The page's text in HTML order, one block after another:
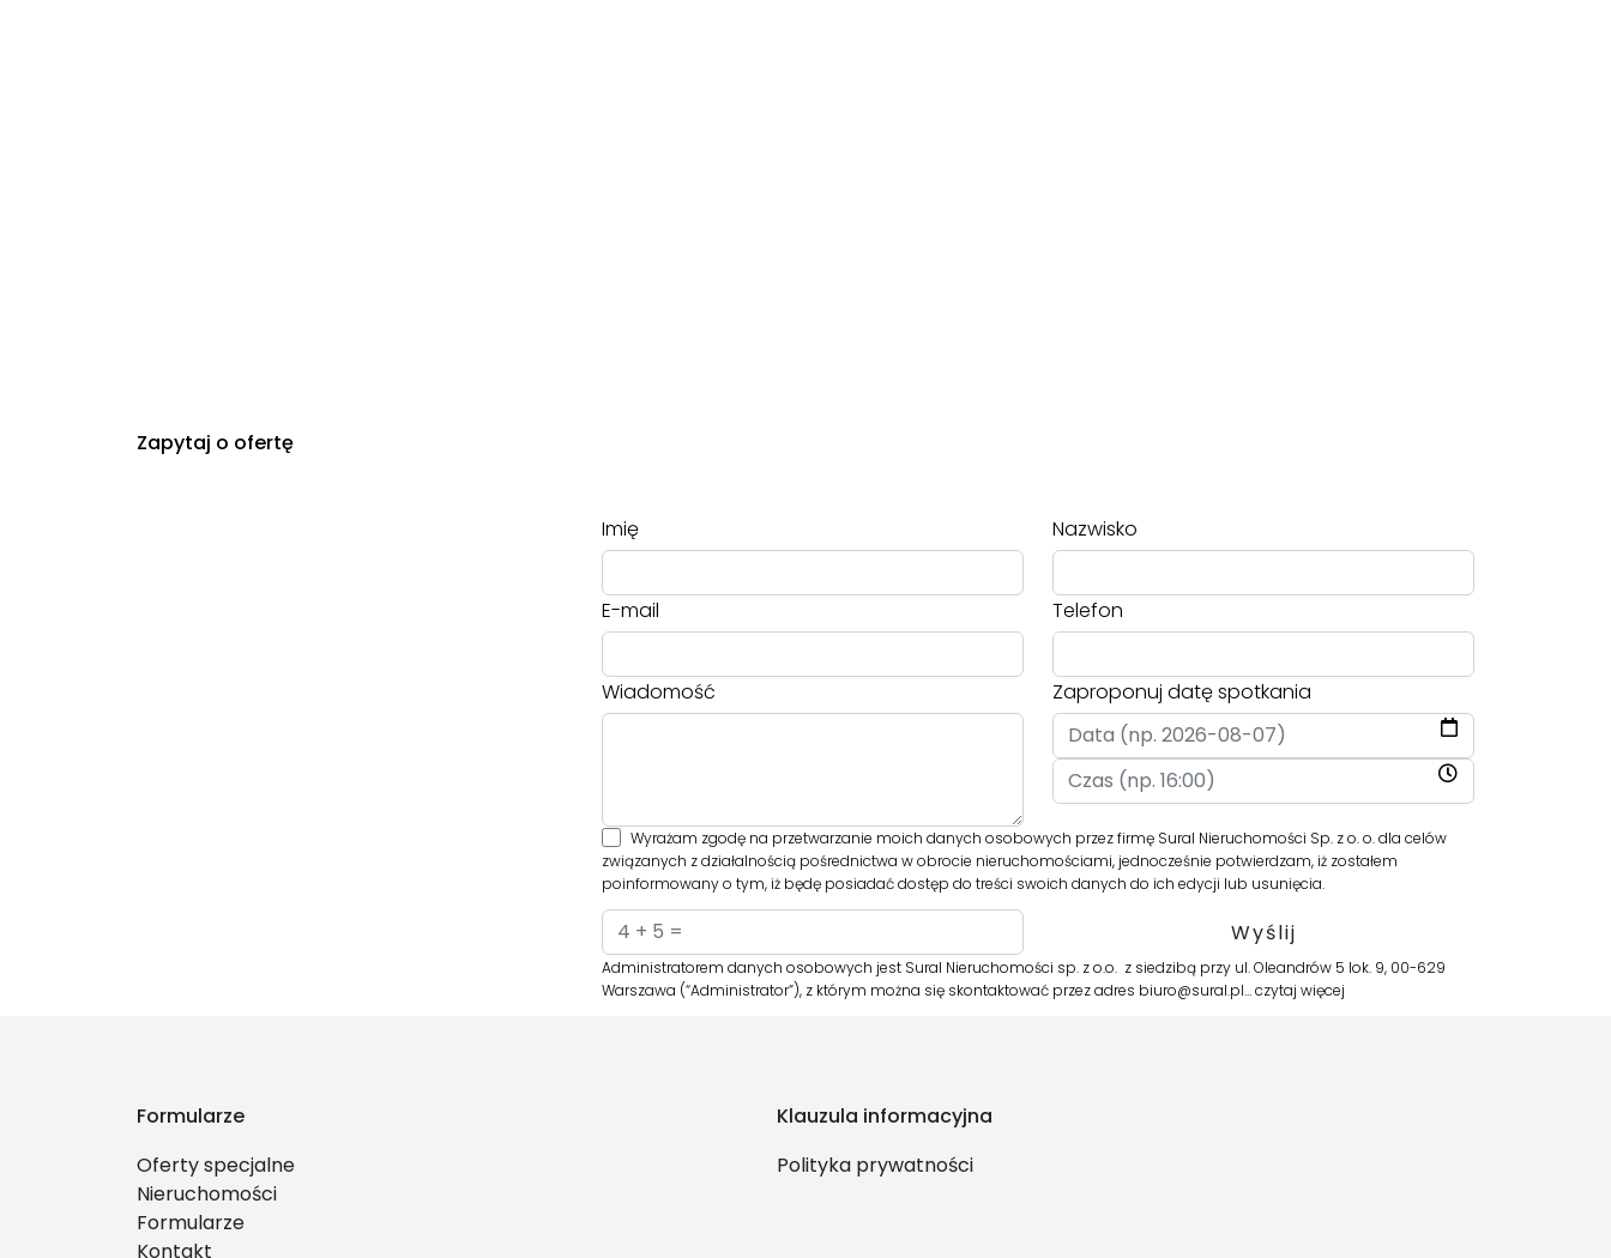
Zapytaj o ofertę
Imię Nazwisko
E-mail Telefon
Wiadomość Zaproponuj datę spotkania
Wyrażam zgodę na przetwarzanie moich danych osobowych przez firmę Sural Nieruchomości Sp. z o. o. dla celów
związanych z działalnością pośrednictwa w obrocie nieruchomościami, jednocześnie potwierdzam, iż zostałem
poinformowany o tym, iż będę posiadać dostęp do treści swoich danych do ich edycji lub usunięcia.
Administratorem danych osobowych jest Sural Nieruchomości sp. z o.o. z siedzibą przy ul. Oleandrów 5 lok. 9, 00-629
Warszawa (“Administrator”), z którym można się skontaktować przez adres biuro@sural.pl…czytaj więcej
Formularze
Oferty specjalne
Nieruchomości
Formularze
Kontakt
Klauzula informacyjna
Polityka prywatności